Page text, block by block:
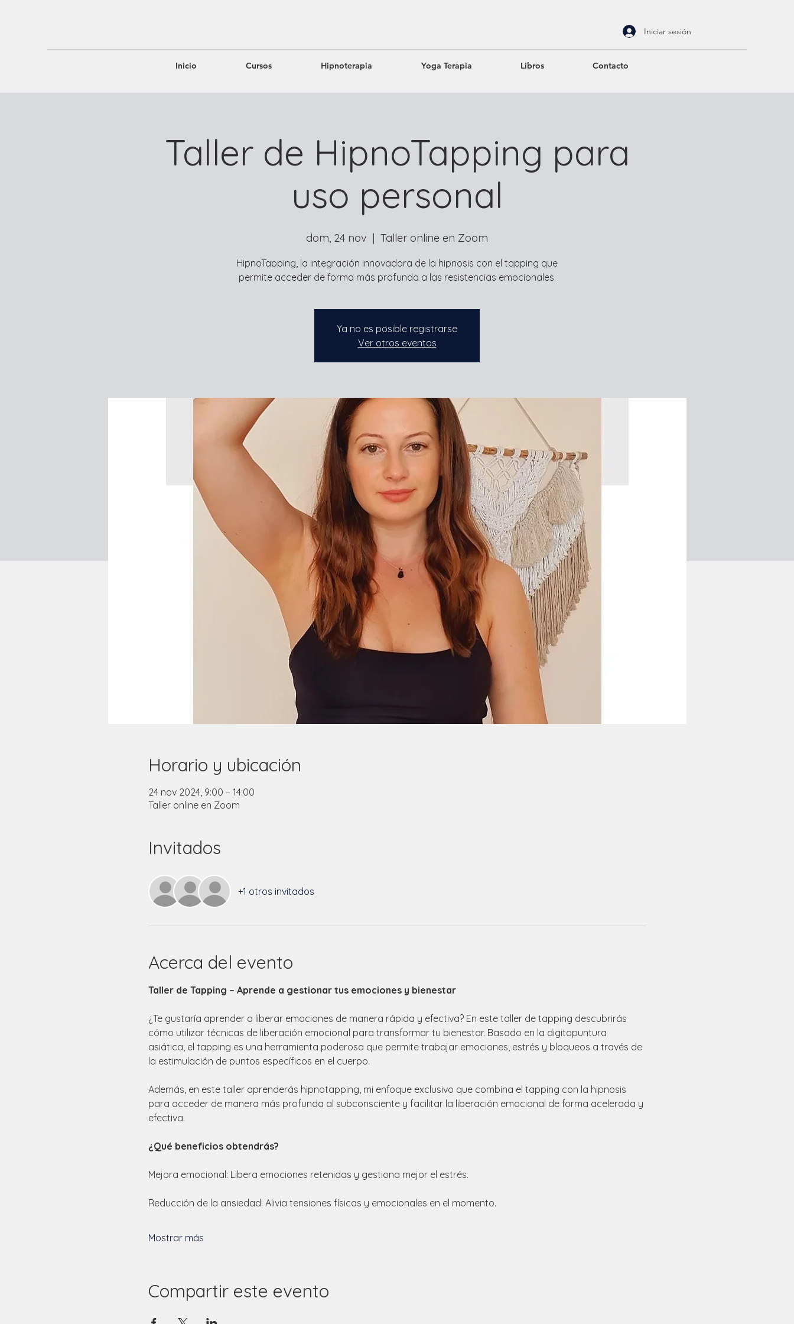
Iniciar sesión
Inicio Cursos Hipnoterapia Yoga Terapia Libros Contacto
Taller de HipnoTapping para
uso personal
dom, 24 nov
  |
Taller online en Zoom
HipnoTapping, la integración innovadora de la hipnosis con el tapping que
permite acceder de forma más profunda a las resistencias emocionales.
Ya no es posible registrarse
Ver otros eventos
Horario y ubicación
24 nov 2024, 9:00 – 14:00
Taller online en Zoom
Invitados
+1 otros invitados
Acerca del evento
Taller de Tapping – Aprende a gestionar tus emociones y bienestar
¿Te gustaría aprender a liberar emociones de manera rápida y efectiva? En este taller de tapping descubrirás
cómo utilizar técnicas de liberación emocional para transformar tu bienestar. Basado en la digitopuntura
asiática, el tapping es una herramienta poderosa que permite trabajar emociones, estrés y bloqueos a través de
la estimulación de puntos específicos en el cuerpo.
Además, en este taller aprenderás hipnotapping, mi enfoque exclusivo que combina el tapping con la hipnosis
para acceder de manera más profunda al subconsciente y facilitar la liberación emocional de forma acelerada y
efectiva.
¿Qué beneficios obtendrás?
Mejora emocional: Libera emociones retenidas y gestiona mejor el estrés.
Reducción de la ansiedad: Alivia tensiones físicas y emocionales en el momento.
Mostrar más
Compartir este evento